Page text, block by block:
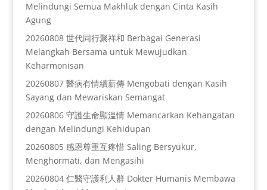
Melindungi Semua Makhluk dengan Cinta Kasih
Agung
20260808 世代同行聚祥和 Berbagai Generasi
Melangkah Bersama untuk Mewujudkan
Keharmonisan
20260807 醫病有情續薪傳 Mengobati dengan Kasih
Sayang dan Mewariskan Semangat
20260806 守護生命顯溫情 Memancarkan Kehangatan
dengan Melindungi Kehidupan
20260805 感恩尊重互疼惜 Saling Bersyukur,
Menghormati, dan Mengasihi
20260804 仁醫守護利人群 Dokter Humanis Membawa